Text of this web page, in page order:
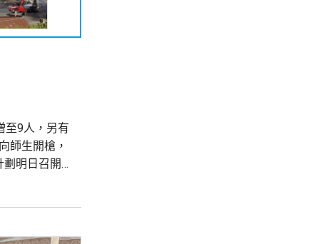
至9人，另有
師生開槍，
明日召開